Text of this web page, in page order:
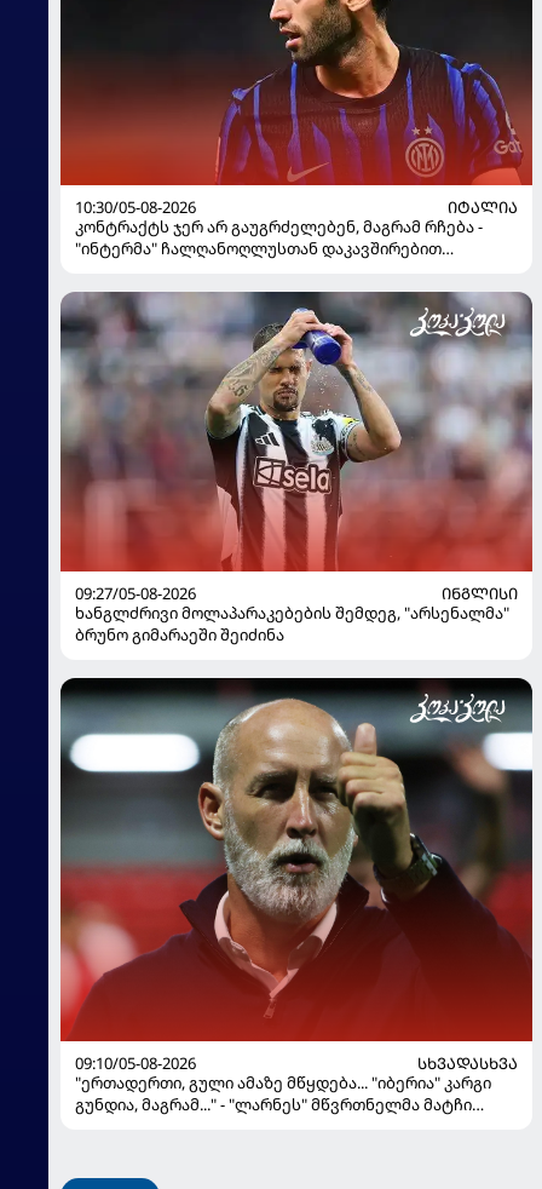
10:30/05-08-2026
ᲘᲢᲐᲚᲘᲐ
კონტრაქტს ჯერ არ გაუგრძელებენ, მაგრამ რჩება -
"ინტერმა" ჩალღანოღლუსთან დაკავშირებით
09:27/05-08-2026
ᲘᲜᲒᲚᲘᲡᲘ
ხანგლძრივი მოლაპარაკებების შემდეგ, "არსენალმა"
ბრუნო გიმარაეში შეიძინა
09:10/05-08-2026
ᲡᲮᲕᲐᲓᲐᲡᲮᲕᲐ
"ერთადერთი, გული ამაზე მწყდება... "იბერია" კარგი
გუნდია, მაგრამ..." - "ლარნეს" მწვრთნელმა მატჩი